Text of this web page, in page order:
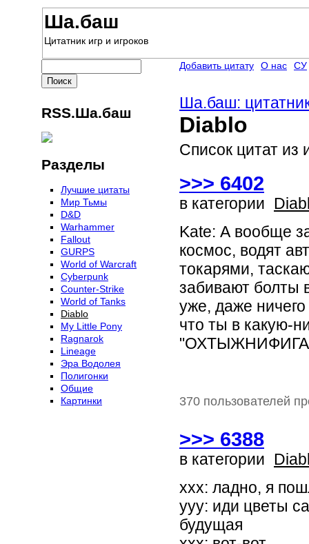
Ша.баш
Цитатник игр и игроков
Ша.баш:
Diablo
Список цитат из
>>> 6402
в категории
Kate: А вообще
космос, водят
токарями,
забивают болты
уже, даже ничего
что ты в какую-
370 пользователей
>>> 6388
в категории
xxx: ладно, я
yyy: иди цветы
будущая
Добавить цитату О нас СУ
RSS.Ша.баш
Разделы
Лучшие цитаты
Мир Тьмы
D&D
Warhammer
Fallout
GURPS
World of Warcraft
Сyberpunk
Counter-Strike
World of Tanks
Diablo
My Little Pony
Ragnarok
Lineage
Эра Водолея
Полигонки
Общие
Картинки